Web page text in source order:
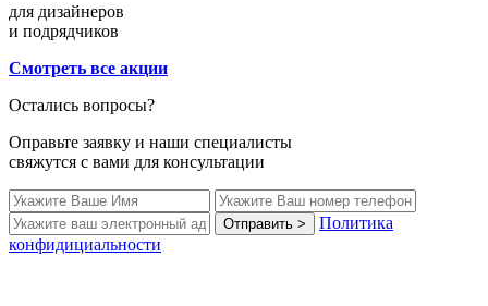
для дизайнеров
и подрядчиков
Смотреть все акции
Остались вопросы?
Оправьте заявку и наши специалисты
свяжутся с вами для консультации
Отправить >
Политика
конфидициальности